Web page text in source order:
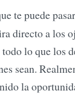
te puede
directo a los
lo que los
sean.
la